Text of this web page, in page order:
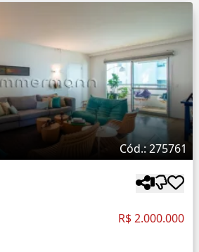
Cód.: 275761
R$ 2.000.000